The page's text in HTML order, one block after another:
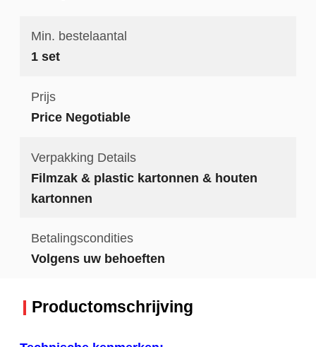
Min. bestelaantal
1 set
Prijs
Price Negotiable
Verpakking Details
Filmzak & plastic kartonnen & houten
kartonnen
Betalingscondities
Volgens uw behoeften
Productomschrijving